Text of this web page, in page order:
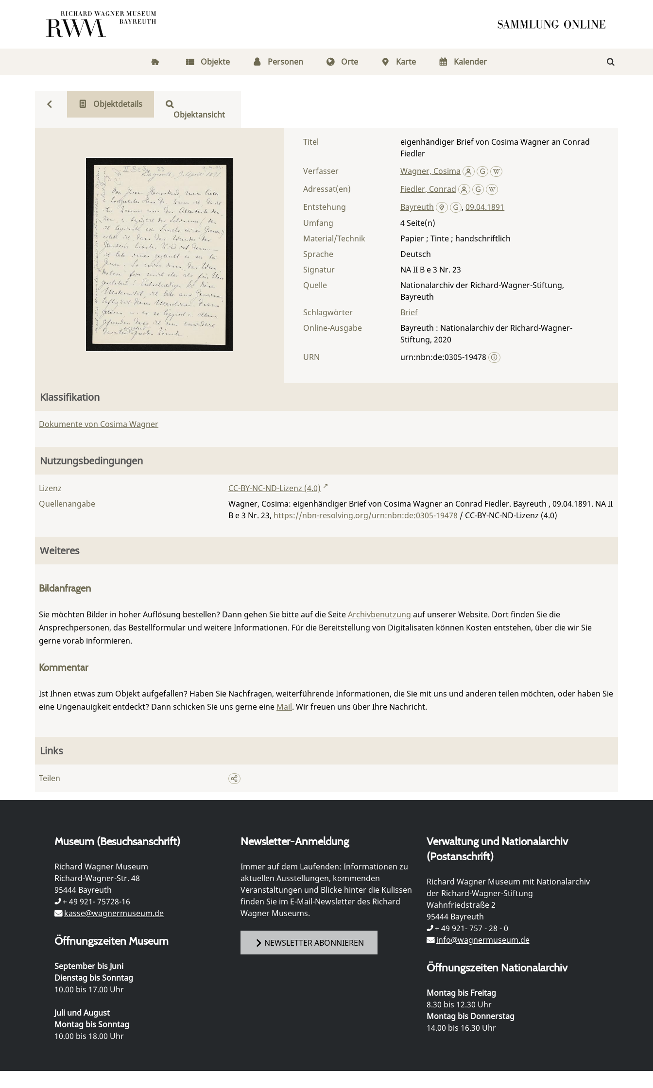
Objekte Personen Orte Karte Kalender
Objektdetails
Objektansicht
Titel
eigenhändiger Brief von Cosima Wagner an Conrad
Fiedler
Verfasser
Wagner, Cosima
Adressat(en)
Fiedler, Conrad
Entstehung
Bayreuth ,09.04.1891
Umfang
4
Material/Technik
Papier ; Tinte ; handschriftlich
Sprache
Deutsch
Signatur
NA II B e 3 Nr. 23
Quelle
Nationalarchiv der Richard-Wagner-Stiftung,
Bayreuth
Schlagwörter
Brief
Online-Ausgabe
Bayreuth : Nationalarchiv der Richard-Wagner-
Stiftung, 2020
URN
urn:nbn:de:0305-19478
Klassifikation
Dokumente von Cosima Wagner
Nutzungsbedingungen
Lizenz
CC-BY-NC-ND-Lizenz (4.0)
Quellenangabe
Wagner, Cosima: eigenhändiger Brief von Cosima Wagner an Conrad Fiedler. Bayreuth , 09.04.1891. NA II
B e 3 Nr. 23, https://nbn-resolving.org/urn:nbn:de:0305-19478 / CC-BY-NC-ND-Lizenz (4.0)
Weiteres
Bildanfragen
Sie möchten Bilder in hoher Auflösung bestellen? Dann gehen Sie bitte auf die SeiteArchivbenutzung auf unserer Website. Dort finden Sie die
Ansprechpersonen, das Bestellformular und weitere Informationen. Für die Bereitstellung von Digitalisaten können Kosten entstehen, über die wir Sie
gerne vorab informieren.
Kommentar
Ist Ihnen etwas zum Objekt aufgefallen? Haben Sie Nachfragen, weiterführende Informationen, die Sie mit uns und anderen teilen möchten, oder haben Sie
eine Ungenauigkeit entdeckt? Dann schicken Sie uns gerne eine Mail. Wir freuen uns über Ihre Nachricht.
Links
Teilen
Museum (Besuchsanschrift)
Richard Wagner Museum
Richard-Wagner-Str. 48
95444 Bayreuth
+ 49 921- 75728-16
kasse@wagnermuseum.de
Öffnungszeiten Museum
September bis Juni
Dienstag bis Sonntag
10.00 bis 17.00 Uhr
Juli und August
Montag bis Sonntag
10.00 bis 18.00 Uhr
Newsletter-Anmeldung
Immer auf dem Laufenden: Informationen zu
aktuellen Ausstellungen, kommenden
Veranstaltungen und Blicke hinter die Kulissen
finden Sie im E-Mail-Newsletter des Richard
Wagner Museums.
NEWSLETTER ABONNIEREN
Verwaltung und Nationalarchiv
(Postanschrift)
Richard Wagner Museum mit Nationalarchiv
der Richard-Wagner-Stiftung
Wahnfriedstraße 2
95444 Bayreuth
+ 49 921- 757 - 28 - 0
info@wagnermuseum.de
Öffnungszeiten Nationalarchiv
Montag bis Freitag
8.30 bis 12.30 Uhr
Montag bis Donnerstag
14.00 bis 16.30 Uhr